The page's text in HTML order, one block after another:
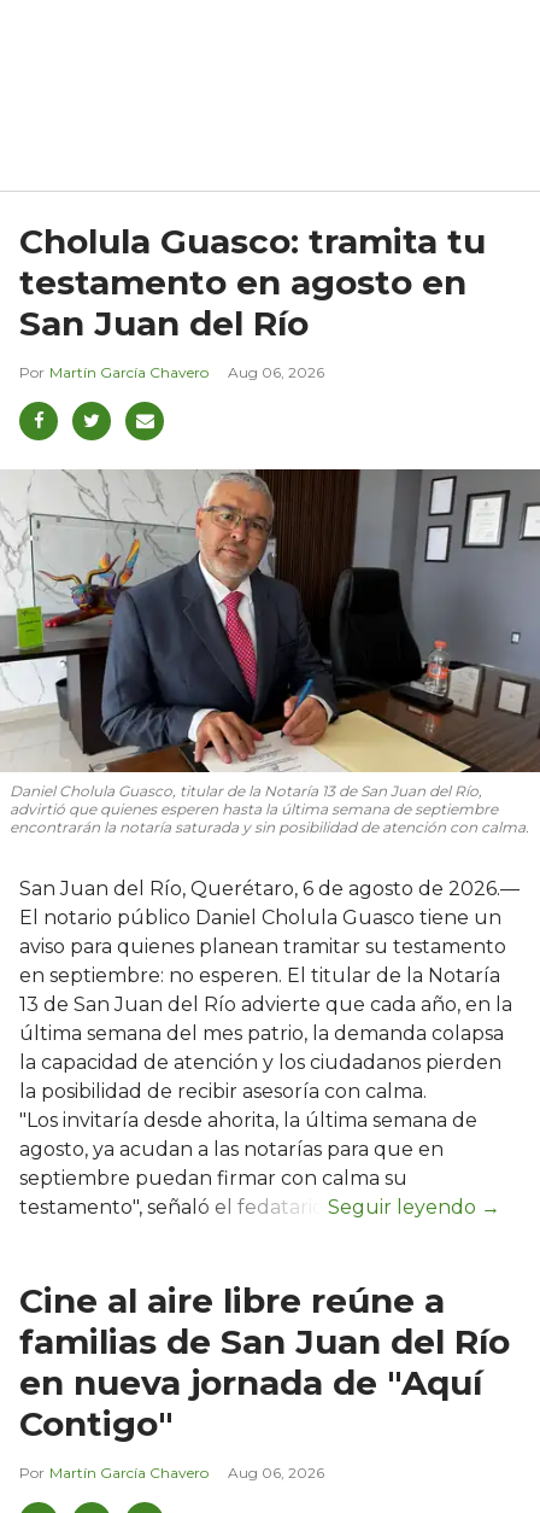
Cholula Guasco: tramita tu
testamento en agosto en
San Juan del Río
Martín García Chavero Aug 06, 2026
Daniel Cholula Guasco, titular de la Notaría 13 de San Juan del Río,
advirtió que quienes esperen hasta la última semana de septiembre
encontrarán la notaría saturada y sin posibilidad de atención con calma.
San Juan del Río, Querétaro, 6 de agosto de 2026.—
El notario público Daniel Cholula Guasco tiene un
aviso para quienes planean tramitar su testamento
en septiembre: no esperen. El titular de la Notaría
13 de San Juan del Río advierte que cada año, en la
última semana del mes patrio, la demanda colapsa
la capacidad de atención y los ciudadanos pierden
la posibilidad de recibir asesoría con calma.
"Los invitaría desde ahorita, la última semana de
agosto, ya acudan a las notarías para que en
septiembre puedan firmar con calma su
testamento", señaló el fedatario.
Cine al aire libre reúne a
familias de San Juan del Río
en nueva jornada de "Aquí
Contigo"
Martín García Chavero Aug 06, 2026